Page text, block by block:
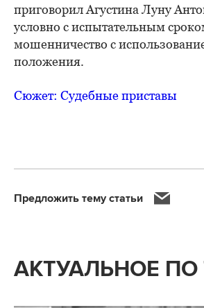
приговорил Агустина Луну
условно с испытательным
мошенничество с
положения.
Сюжет: Судебные приставы
Предложить тему статьи
АКТУАЛЬНОЕ ПО